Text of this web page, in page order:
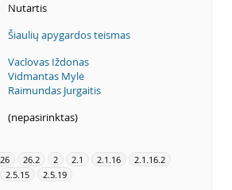
Nutartis
Šiaulių apygardos teismas
Vaclovas Iždonas
Vidmantas Mylė
Raimundas Jurgaitis
(nepasirinktas)
26 26.2 2 2.1 2.1.16
2.1.16.2
2.5.15 2.5.19